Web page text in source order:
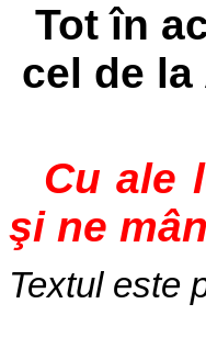
Tot în
cel de
Cu ale
şi ne
Textul este